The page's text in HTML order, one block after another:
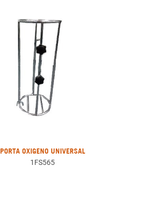
PORTA OXIGENO UNIVERSAL
1FS565